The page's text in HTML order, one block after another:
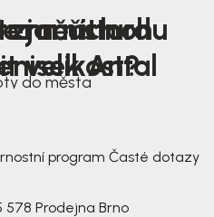
jarních
Antal
změřit nohu
velikost?
mustard
do města
program Časté dotazy
578 Prodejna Brno